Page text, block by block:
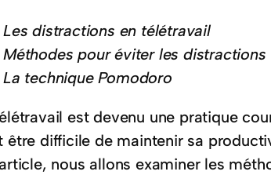
Les distractions en télétravail
Méthodes pour éviter les distractions
La technique Pomodoro
est devenu une pratique
être difficile de maintenir sa
nous allons examiner les